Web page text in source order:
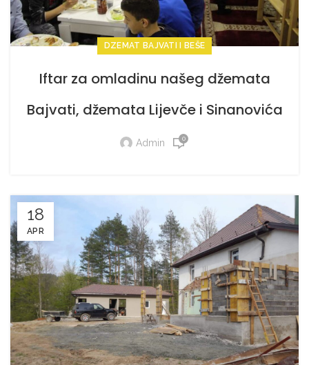
DZEMAT BAJVATI I BEŠE
Iftar za omladinu našeg džemata
Bajvati, džemata Lijevče i Sinanovića
koje doniralo udruženje Dobro.ba
Admin 0
18
APR